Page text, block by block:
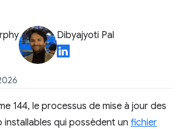
Dibyajyoti Pal
144, le processus de mise à jour des
installables qui possèdent un fichier